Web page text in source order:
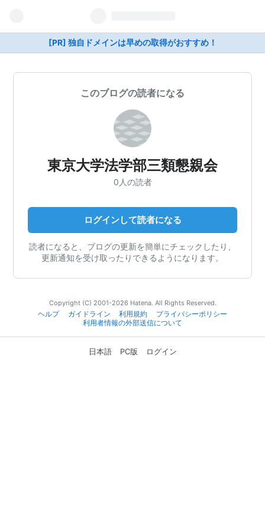
[PR] 独自ドメインは早めの取得がおすすめ！
このブログの読者になる
東京大学法学部三類懇親会
0人の読者
ログインして読者になる
読者になると、ブログの更新を簡単にチェックしたり、
更新通知を受け取ったりできるようになります。
Copyright (C) 2001-2026 Hatena. All Rights Reserved.
ヘルプ
ガイドライン 利用規約
プライバシーポリシー
利用者情報の外部送信について
日本語 PC版 ログイン